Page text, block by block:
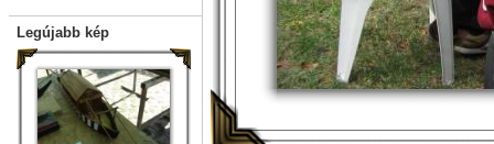
Legújabb kép